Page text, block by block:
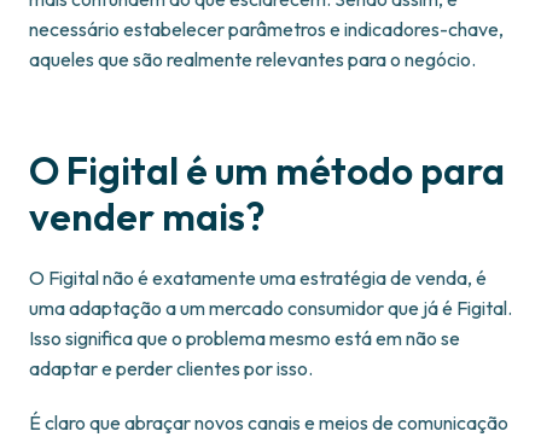
necessário estabelecer parâmetros e indicadores-chave,
aqueles que são realmente relevantes para o negócio.
O Figital é um método para
vender mais?
O Figital não é exatamente uma estratégia de venda, é
uma adaptação a um mercado consumidor que já é Figital.
Isso significa que o problema mesmo está em não se
adaptar e perder clientes por isso.
É claro que abraçar novos canais e meios de comunicação